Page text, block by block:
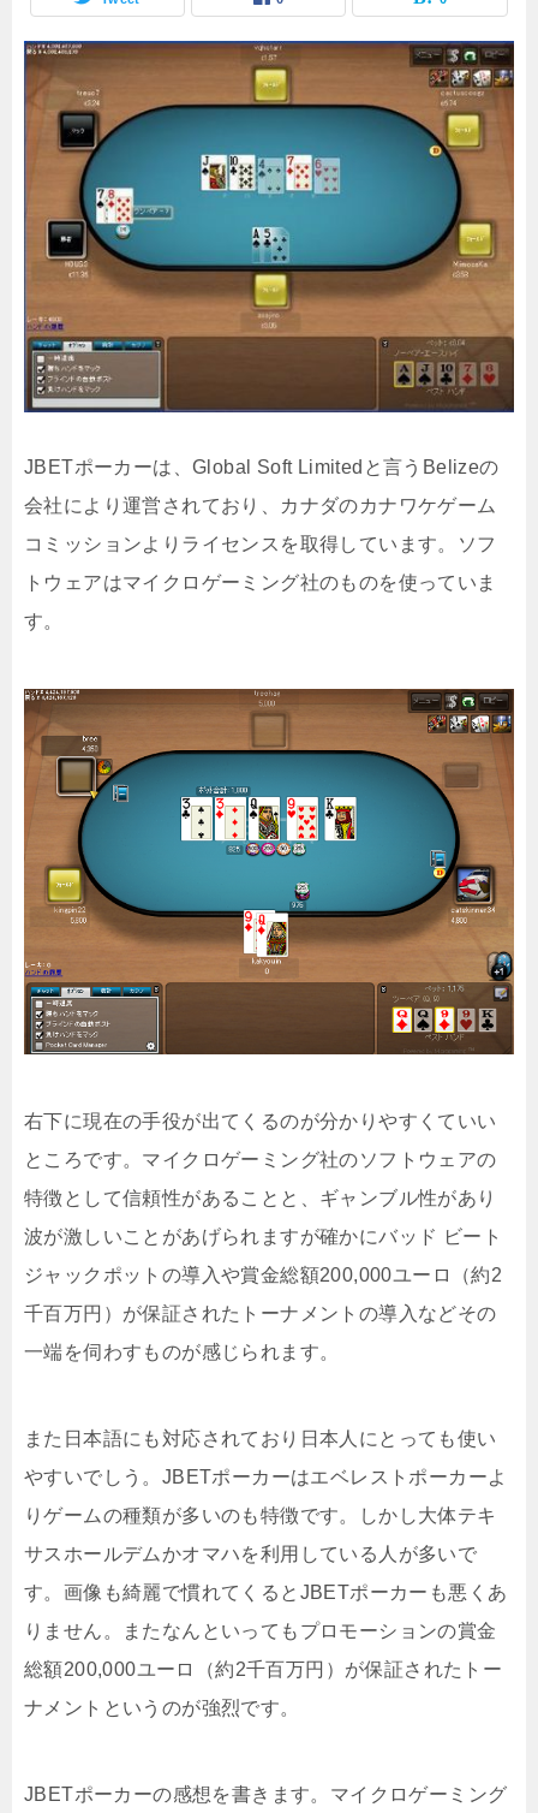
JBETポーカーは、Global Soft Limitedと言うBelizeの
会社により運営されており、カナダのカナワケゲーム
コミッションよりライセンスを取得しています。ソフ
トウェアはマイクロゲーミング社のものを使っていま
す。
右下に現在の手役が出てくるのが分かりやすくていい
ところです。マイクロゲーミング社のソフトウェアの
特徴として信頼性があることと、ギャンブル性があり
波が激しいことがあげられますが確かにバッド ビート
ジャックポットの導入や賞金総額200,000ユーロ（約2
千百万円）が保証されたトーナメントの導入などその
一端を伺わすものが感じられます。
また日本語にも対応されており日本人にとっても使い
やすいでしう。JBETポーカーはエベレストポーカーよ
りゲームの種類が多いのも特徴です。しかし大体テキ
サスホールデムかオマハを利用している人が多いで
す。画像も綺麗で慣れてくるとJBETポーカーも悪くあ
りません。またなんといってもプロモーションの賞金
総額200,000ユーロ（約2千百万円）が保証されたトー
ナメントというのが強烈です。
JBETポーカーの感想を書きます。マイクロゲーミング